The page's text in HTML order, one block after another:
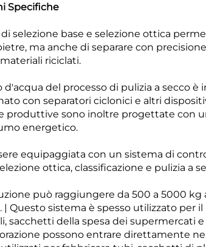
Specifiche
selezione base e selezione ottica
ma anche di separare con
riciclati.
d'acqua del processo di pulizia a secco è
con separatori ciclonici e altri
produttive sono inoltre progettate con
energetico.
equipaggiata con un sistema di
ottica, classificazione e pulizia a
può raggiungere da 500 a 5000 kg
Questo sistema è spesso utilizzato per il
sacchetti della spesa dei supermercati
possono entrare direttamente